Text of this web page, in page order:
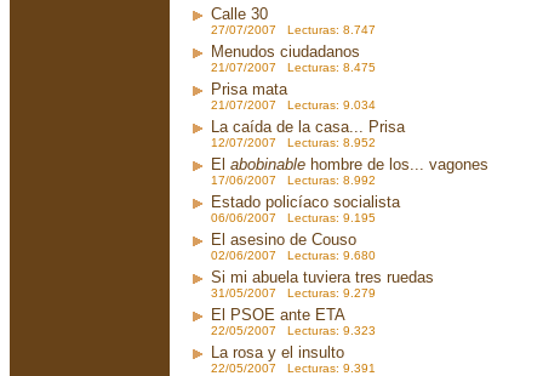
Calle 30
27/07/2007 Lecturas: 8.747
Menudos ciudadanos
21/07/2007 Lecturas: 8.475
Prisa mata
21/07/2007 Lecturas: 9.034
La caída de la casa... Prisa
12/07/2007 Lecturas: 8.952
El abobinable hombre de los... vagones
17/06/2007 Lecturas: 8.992
Estado policíaco socialista
06/06/2007 Lecturas: 9.195
El asesino de Couso
02/06/2007 Lecturas: 9.680
Si mi abuela tuviera tres ruedas
31/05/2007 Lecturas: 9.279
El PSOE ante ETA
22/05/2007 Lecturas: 9.323
La rosa y el insulto
22/05/2007 Lecturas: 9.391